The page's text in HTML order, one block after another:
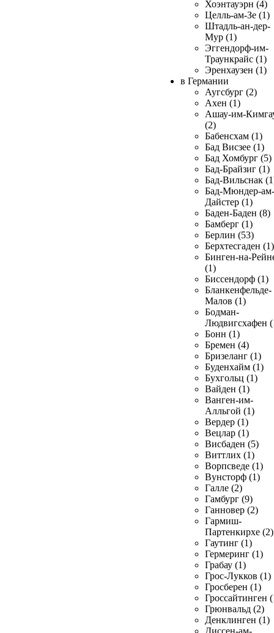
Хоэнтауэрн (4)
Целль-ам-Зе (1)
Штадль-ан-дер-
Мур (1)
Эггендорф-им-
Траункрайс (1)
Эренхаузен (1)
в Германии
Аугсбург (2)
Ахен (1)
Ашау-им-
(2)
Бабенсхам (1)
Бад Висзее (1)
Бад Хомбург (5)
Бад-Брайзиг (1)
Бад-Вильснак
Бад-Мюндер-ам-
Дайстер (1)
Баден-Баден (8)
Бамберг (1)
Берлин (53)
Берхтесгаден (1)
Бинген-на-
(1)
Биссендорф (1)
Бланкенфельде-
Малов (1)
Бодман-
Людвигсхафен
Бонн (1)
Бремен (4)
Бризеланг (1)
Буденхайм (1)
Бухгольц (1)
Вайден (1)
Ванген-им-
Алльгой (1)
Вердер (1)
Вецлар (1)
Висбаден (5)
Виттлих (1)
Ворпсведе (1)
Вунсторф (1)
Галле (2)
Гамбург (9)
Ганновер (2)
Гармиш-
Партенкирхе (2)
Гаутинг (1)
Гермеринг (1)
Грабау (1)
Грос-Лукков (1)
Гросберен (1)
Гроссайтинген
Грюнвальд (2)
Денклинген (1)
Диссен-ам-